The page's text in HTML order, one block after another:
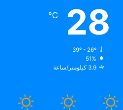
28
℃
39º - 26º
51%
3.9 كيلومتر/ساعة